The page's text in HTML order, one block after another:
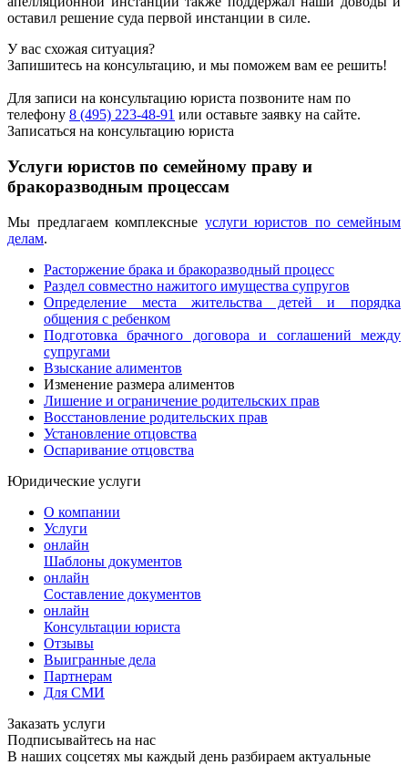
оставил решение суда первой инстанции в силе.
У вас схожая ситуация?
Запишитесь на консультацию, и мы поможем вам ее решить!
Для записи на консультацию юриста позвоните нам по
телефону 8 (495) 223-48-91 или оставьте заявку на сайте.
Записаться на консультацию юриста
Услуги юристов по семейному праву и
бракоразводным процессам
Мы предлагаем комплексные услуги юристов по семейным
делам.
Расторжение брака и бракоразводный процесс
Раздел совместно нажитого имущества супругов
Определение места жительства детей и порядка
общения с ребенком
Подготовка брачного договора и соглашений между
супругами
Взыскание алиментов
Изменение размера алиментов
Лишение и ограничение родительских прав
Восстановление родительских прав
Установление отцовства
Оспаривание отцовства
Юридические услуги
О компании
Услуги
онлайн
Шаблоны документов
онлайн
Составление документов
онлайн
Консультации юриста
Отзывы
Выигранные дела
Партнерам
Для СМИ
Заказать услуги
Подписывайтесь на нас
В наших соцсетях мы каждый день разбираем актуальные